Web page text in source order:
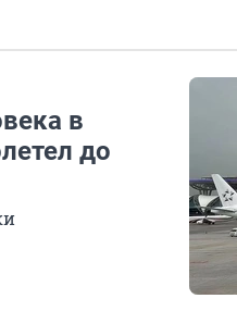
в
до